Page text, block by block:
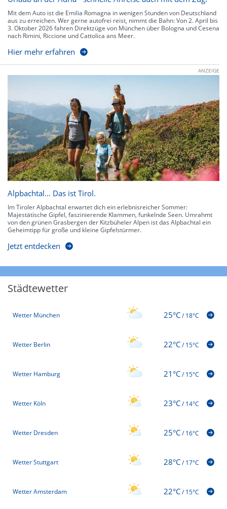
Mit dem Auto ist die Emilia Romagna in wenigen Stunden von Deutschland
aus zu erreichen. Wer gerne autofrei reist, nimmt die Bahn: Von 2. April bis
3. Oktober 2026 fahren Direktzüge von München über Bologna und Cesena
nach Rimini, Riccione und Cattolica ans Meer.
Hier mehr erfahren
ANZEIGE
Alpbachtal… Das ist Tirol.
Im Tiroler Alpbachtal erwartet dich ein erlebnisreicher Sommer:
Majestätische Gipfel, faszinierende Klammen, funkelnde Seen. Umrahmt
von den grünen Grasbergen der Kitzbüheler Alpen ist das Alpbachtal ein
Geheimtipp für große und kleine Gipfelstürmer.
Jetzt entdecken
Städtewetter
Wetter München 25°C/18°C
Wetter Berlin 22°C/15°C
Wetter Hamburg 21°C/15°C
Wetter Köln 23°C/14°C
Wetter Dresden 25°C/16°C
Wetter Stuttgart 28°C/17°C
Wetter Amsterdam 22°C/15°C